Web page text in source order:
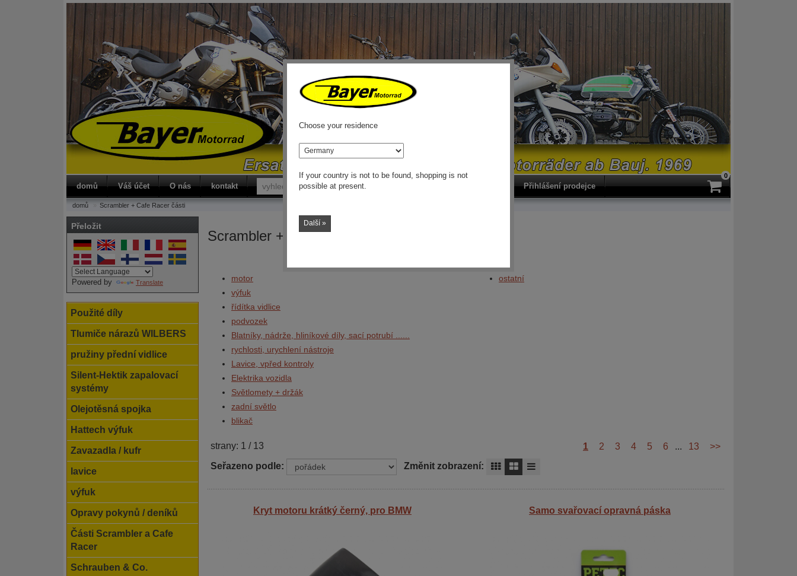
domů Váš účet O nás kontakt vyhledávat Přihlášení prodejce
0
domů Scrambler + Cafe Racer části
Přeložit
Powered by Translate
Použité díly
Tlumiče nárazů WILBERS
pružiny přední vidlice
Silent-Hektik zapalovací
systémy
Olejotěsná spojka
Hattech výfuk
Zavazadla / kufr
lavice
výfuk
Opravy pokynů / deníků
Části Scrambler a Cafe
Racer
Schrauben & Co.
Scrambler + Cafe Racer části
motor
výfuk
řídítka vidlice
podvozek
Blatníky, nádrže, hliníkové díly, sací potrubí ......
rychlosti, urychlení nástroje
Lavice, vpřed kontroly
Elektrika vozidla
Světlomety + držák
zadní světlo
blikač
ostatní
strany: 1 / 13
Seřazeno podle: Změnit zobrazení:
1 2 3 4 5 6 ... 13 >>
Kryt motoru krátký černý, pro BMW Samo svařovací opravná páska
Choose your residence
země
If your country is not to be found, shopping is not
possible at present.
Další »